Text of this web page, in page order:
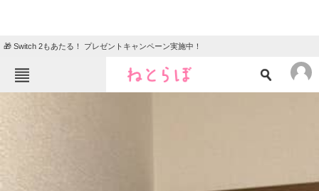
🎁 Switch 2もあたる！ プレゼントキャンペーン実施中！